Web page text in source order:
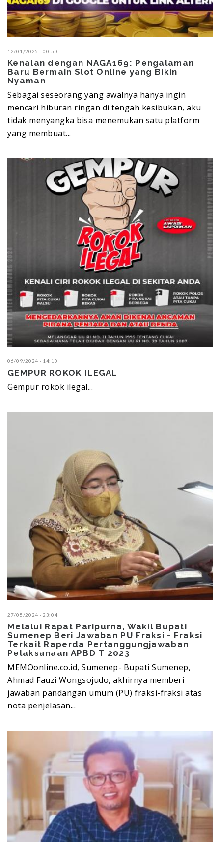
12/01/2025 - 00:50
Kenalan dengan NAGA169: Pengalaman
Baru Bermain Slot Online yang Bikin
Nyaman
Sebagai seseorang yang awalnya hanya ingin
mencari hiburan ringan di tengah kesibukan, aku
tidak menyangka bisa menemukan satu platform
yang membuat...
06/09/2024 - 14:10
GEMPUR ROKOK ILEGAL
Gempur rokok ilegal...
27/05/2024 - 23:04
Melalui Rapat Paripurna, Wakil Bupati
Sumenep Beri Jawaban PU Fraksi - Fraksi
Terkait Raperda Pertanggungjawaban
Pelaksanaan APBD T 2023
MEMOonline.co.id, Sumenep- Bupati Sumenep,
Ahmad Fauzi Wongsojudo, akhirnya memberi
jawaban pandangan umum (PU) fraksi-fraksi atas
nota penjelasan...